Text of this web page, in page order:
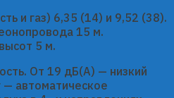
и газ) 6,35 (14) и 9,52 (38).
15 м.
5 м.
От 19 дБ(А) — низкий
— автоматическое